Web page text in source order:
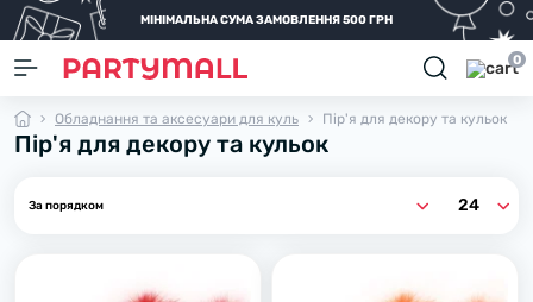
МІНІМАЛЬНА СУМА ЗАМОВЛЕННЯ 500 ГРН
0
Обладнання та аксесуари для куль Пір'я для декору та кульок
Пір'я для декору та кульок